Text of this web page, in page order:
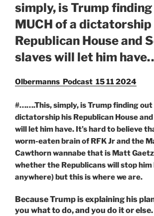
simply, is Trump
MUCH of a dictatorship
Republican House and
slaves will let him
Olbermanns Podcast 15 11 2024
#…….This, simply, is Trump finding out
dictatorship his Republican House
will let him have. It’s hard to believe
worm-eaten brain of RFK Jr and the
Cawthorn wannabe that is Matt
whether the Republicans will stop him
anywhere) but this is where we are.
Because Trump is explaining his
you what to do, and you do it or